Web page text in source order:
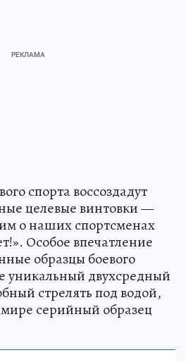
спорта воссоздадут
целевые винтовки —
о наших спортсменах
Особое впечатление
образцы боевого
уникальный двухсредный
стрелять под водой,
серийный образец